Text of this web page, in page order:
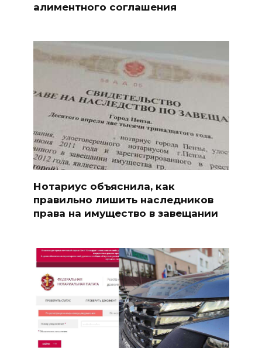
алиментного соглашения
Нотариус объяснила, как
правильно лишить наследников
права на имущество в завещании